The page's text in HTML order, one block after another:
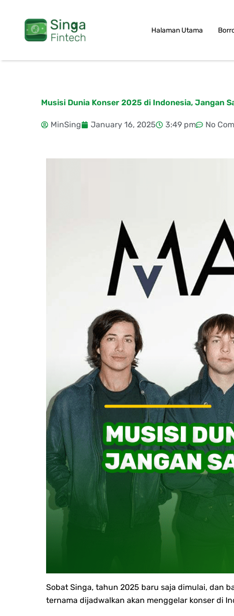
content
Halaman Utama
Musisi Dunia Konser 2025 di Indonesia, Jangan
MinSing January 16, 2025 3:49 pm No
Sobat Singa, tahun 2025 baru saja dimulai, dan
ternama dijadwalkan akan menggelar konser di